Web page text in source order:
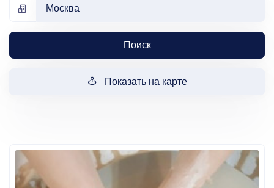
Москва
Поиск
Показать на карте